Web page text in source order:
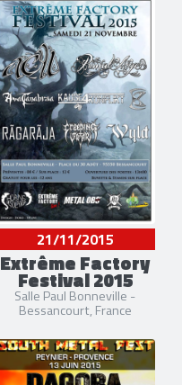
21/11/2015
Extrême Factory
Festival 2015
Salle Paul Bonneville -
Bessancourt, France